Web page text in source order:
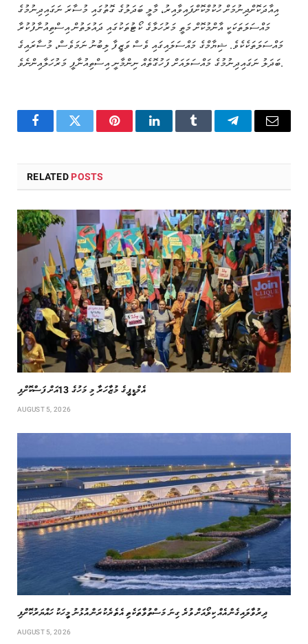
އިއާދަކޮށްދިނުމަށް ހުކުމްކޮށްފައިވާއިރު، މާލީ ބަދަލުގެ ގޮތުގައި މުސާރަ ނަގައިދިނުމުގެ
މައްސަލަތަކަކީ އާންމުކޮށް މަތީ މަރުހަލާގެ ކޯޓުތަކުގައި ދައުލަތުން އިސްތިއުނާފުކުރާ
މައްސަލަތަކެކެވެ. ޝިޔާމްގެ މައްސަލައިގައި ވެސް ވަޒީފާ ލިބުނު ނަމަވެސް، މުސާރައިގެ
ބަދަލު ނަގައިދިނުމުގެ މައްސަލައަށް ފަހުގޮތެއް ނިންމާނީ އިސްތިއުނާފީ މަރުހަލާއިންނެވެ.
FacebookTwitter PinterestLinkedInTumblr TelegramEmail
RELATED POSTS
އެމްޑީޕީގެ މުޒާހަރާ މި މަހުގެ 13އަށް ފަސްކޮށްފި
AUGUST 5, 2026
‏ދިރުވާލައިގެން އެއް ކިލޯއަށް ވުރެ ގިނަ މަސްތުވާތަކެތި އެތެރެކުރަން އުޅުނު މީހަކު ހައްޔަރުކޮށްފި
AUGUST 5, 2026